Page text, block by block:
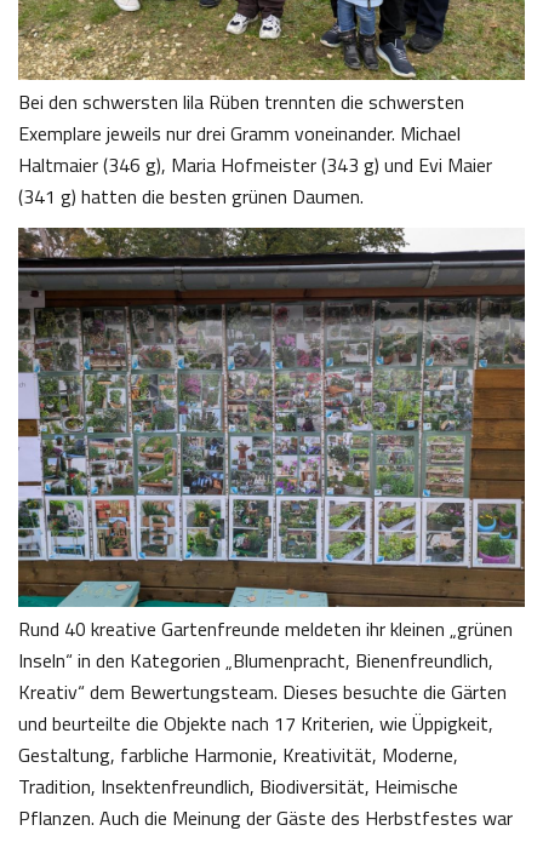
Bei den schwersten lila Rüben trennten die schwersten
Exemplare jeweils nur drei Gramm voneinander. Michael
Haltmaier (346 g), Maria Hofmeister (343 g) und Evi Maier
(341 g) hatten die besten grünen Daumen.
Rund 40 kreative Gartenfreunde meldeten ihr kleinen „grünen
Inseln“ in den Kategorien „Blumenpracht, Bienenfreundlich,
Kreativ“ dem Bewertungsteam. Dieses besuchte die Gärten
und beurteilte die Objekte nach 17 Kriterien, wie Üppigkeit,
Gestaltung, farbliche Harmonie, Kreativität, Moderne,
Tradition, Insektenfreundlich, Biodiversität, Heimische
Pflanzen. Auch die Meinung der Gäste des Herbstfestes war